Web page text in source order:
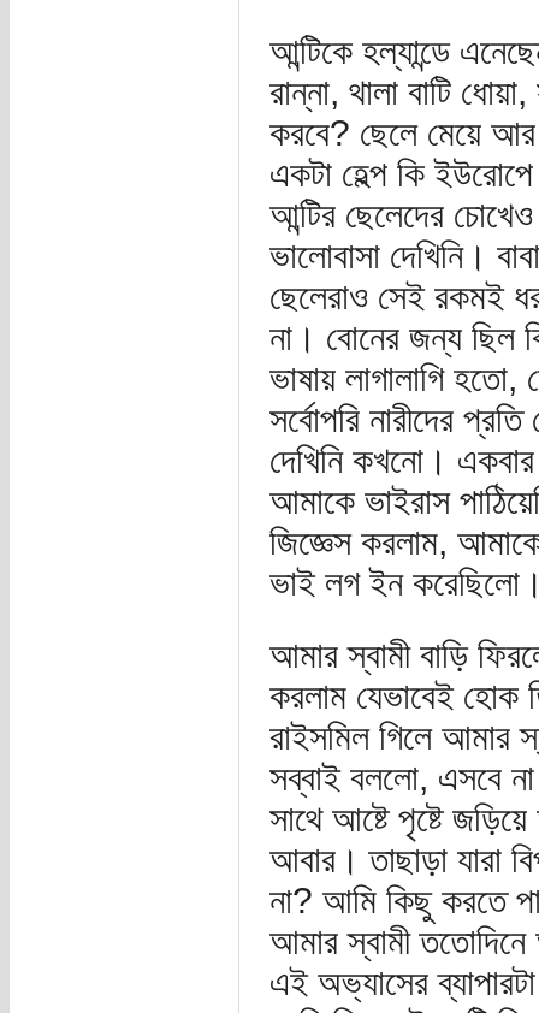
আন্টিকে হল্যান্ডে
রান্না, থালা বাটি
করবে? ছেলে মেয়ে আর
একটা হেল্প কি
আন্টির ছেলেদের
ভালোবাসা দেখিনি।
ছেলেরাও সেই রকমই
না। বোনের জন্য ছিল
ভাষায় লাগালাগি
সর্বোপরি নারীদের
দেখিনি কখনো।
আমাকে ভাইরাস
জিজ্ঞেস করলাম,
ভাই লগ ইন
আমার স্বামী বাড়ি
করলাম যেভাবেই হোক
রাইসমিল গিলে আমার
সব্বাই বললো, এসবে
সাথে আষ্টে পৃষ্টে
আবার। তাছাড়া যারা
না? আমি কিছু করতে
আমার স্বামী ততোদিনে
এই অভ্যাসের